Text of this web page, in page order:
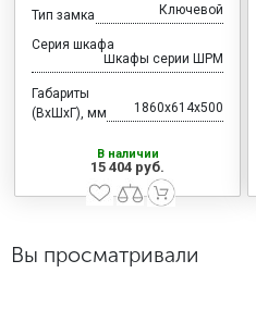
Тип замка Ключевой
Серия шкафа
Шкафы серии ШРМ
Габариты
(ВхШхГ), мм
1860x614x500
В наличии
15 404 руб.
Вы просматривали